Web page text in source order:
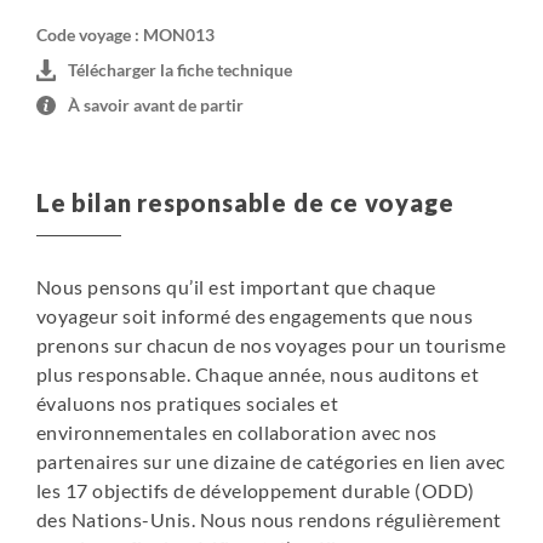
autour duquel passer la soirée.
Yourte chez les nomades :
Il s'agit de 2 ou 3 yourtes supplémentaires installées près
les locaux. Les yourtes hébergent généralement trois à
cinq personnes (lits individuels, couvertures et oreillers
moustiquaires ni de connexion Wifi.
NB: Dans certains cas, selon la taille du groupe et la
capacité des yourtes, la nuit peut se faire sous une tente
que nous installons à côté du camp de nomades.
Il est d'usage d'offrir un petit cadeau à nos hôtes : les
bonbons et confiseries français seront très appréciés,
mais vous pouvez aussi apporter savon, parfum, produit
de beauté, cahier avec stylo...
Code voyage : MON013
Télécharger la fiche technique
À savoir avant de partir
Le bilan responsable de ce voyage
Nous pensons qu’il est important que chaque
voyageur soit informé des engagements que nous
prenons sur chacun de nos voyages pour un tourisme
plus responsable. Chaque année, nous auditons et
évaluons nos pratiques sociales et
environnementales en collaboration avec nos
partenaires sur une dizaine de catégories en lien avec
les 17 objectifs de développement durable (ODD)
des Nations-Unis. Nous nous rendons régulièrement